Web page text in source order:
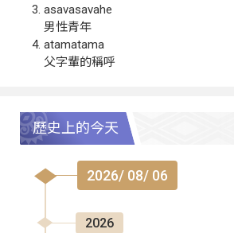
asavasavahe
男性青年
atamatama
父字輩的稱呼
歷史上的今天
2026/ 08/ 06
2026